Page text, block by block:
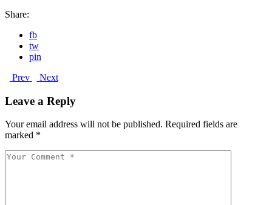
Share:
fb
tw
pin
Prev
Next
Leave a Reply
Your email address will not be published. Required fields are
marked *